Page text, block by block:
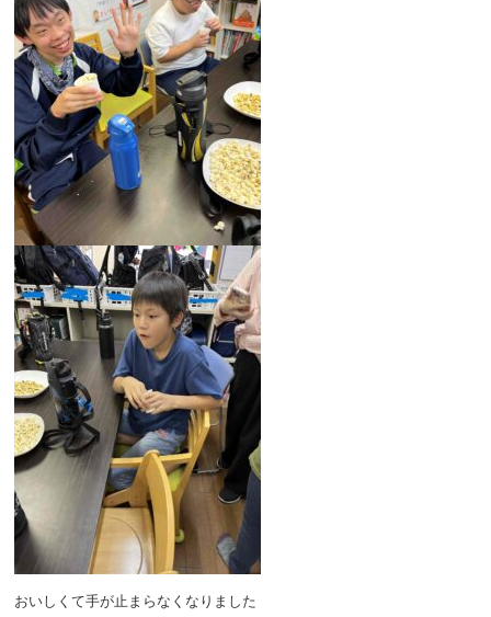
おいしくて手が止まらなくなりました